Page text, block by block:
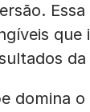
Essa
que
da
domina o